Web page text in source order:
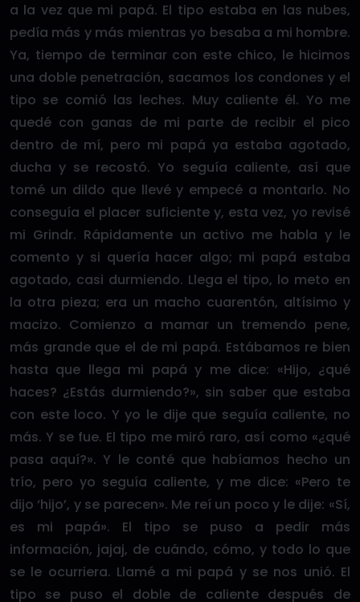
a la vez que mi papá. El tipo estaba en las nubes,
pedía más y más mientras yo besaba a mi hombre.
Ya, tiempo de terminar con este chico, le hicimos
una doble penetración, sacamos los condones y el
tipo se comió las leches. Muy caliente él. Yo me
quedé con ganas de mi parte de recibir el pico
dentro de mí, pero mi papá ya estaba agotado,
ducha y se recostó. Yo seguía caliente, así que
tomé un dildo que llevé y empecé a montarlo. No
conseguía el placer suficiente y, esta vez, yo revisé
mi Grindr. Rápidamente un activo me habla y le
comento y si quería hacer algo; mi papá estaba
agotado, casi durmiendo. Llega el tipo, lo meto en
la otra pieza; era un macho cuarentón, altísimo y
macizo. Comienzo a mamar un tremendo pene,
más grande que el de mi papá. Estábamos re bien
hasta que llega mi papá y me dice: «Hijo, ¿qué
haces? ¿Estás durmiendo?», sin saber que estaba
con este loco. Y yo le dije que seguía caliente, no
más. Y se fue. El tipo me miró raro, así como «¿qué
pasa aquí?». Y le conté que habíamos hecho un
trío, pero yo seguía caliente, y me dice: «Pero te
dijo ‘hijo’, y se parecen». Me reí un poco y le dije: «Sí,
es mi papá». El tipo se puso a pedir más
información, jajaj, de cuándo, cómo, y todo lo que
se le ocurriera. Llamé a mi papá y se nos unió. El
tipo se puso el doble de caliente después de